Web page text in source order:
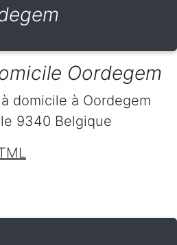
Oordegem
domicile à Oordegem
9340 Belgique